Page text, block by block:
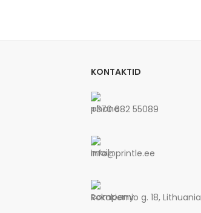
KONTAKTID
+370 682 55089
info@printle.ee
Rokakiemio g. 18, Lithuania